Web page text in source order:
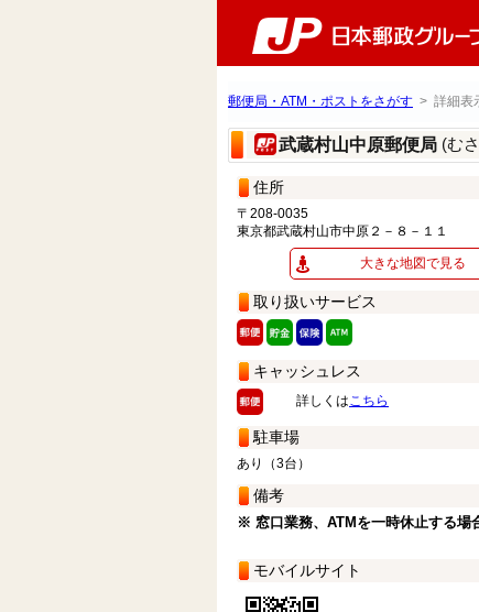
郵便局・ATM・ポストをさがす > 詳細表
武蔵村山中原郵便局 (む
住所
〒208-0035
東京都武蔵村山市中原２－８－１１
大きな地図で見る
取り扱いサービス
キャッシュレス
詳しくはこちら
駐車場
あり（3台）
備考
※ 窓口業務、ATMを一時休止する場
モバイルサイト